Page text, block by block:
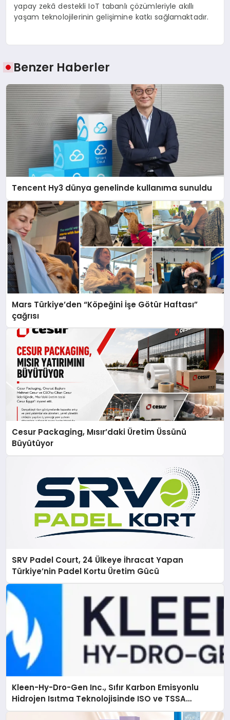
yapay zekâ destekli IoT tabanlı çözümleriyle akıllı
yaşam teknolojilerinin gelişimine katkı sağlamaktadır.
Benzer Haberler
Tencent Hy3 dünya genelinde kullanıma sunuldu
Mars Türkiye’den “Köpeğini İşe Götür Haftası”
çağrısı
Cesur Packaging, Mısır’daki Üretim Üssünü
Büyütüyor
SRV Padel Court, 24 Ülkeye İhracat Yapan
Türkiye’nin Padel Kortu Üretim Gücü
Kleen-Hy-Dro-Gen Inc., Sıfır Karbon Emisyonlu
Hidrojen Isıtma Teknolojisinde ISO ve TSSA
Düzenleyici Onaylarını Aldı